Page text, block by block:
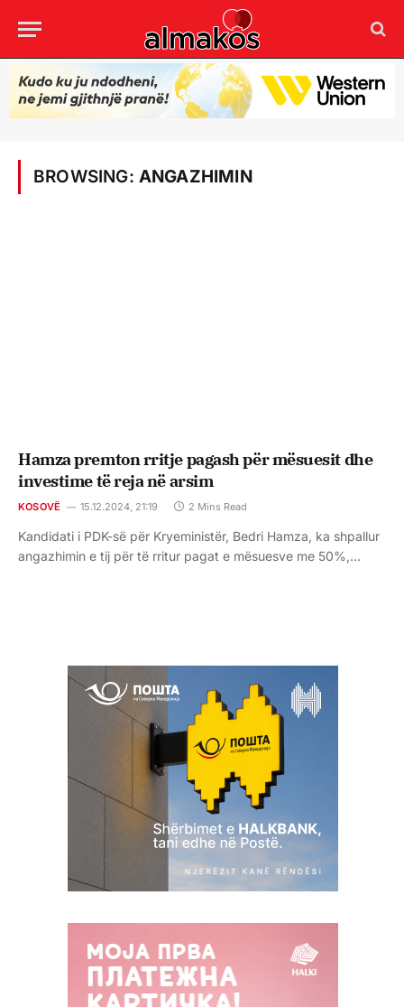
BROWSING: ANGAZHIMIN
Hamza premton rritje pagash për mësuesit dhe
investime të reja në arsim
KOSOVË 15.12.2024, 21:19 2 Mins Read
Kandidati i PDK-së për Kryeministër, Bedri Hamza, ka shpallur
angazhimin e tij për të rritur pagat e mësuesve me 50%,…